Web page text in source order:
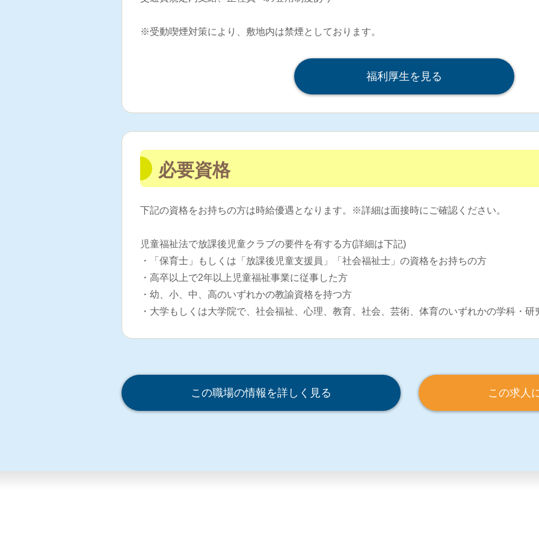
※受動喫煙対策により、敷地内は禁煙としております。
福利厚生を見る
必要資格
下記の資格をお持ちの方は時給優遇となります。※詳細は面接時にご確認ください。
児童福祉法で放課後児童クラブの要件を有する方(詳細は下記)
・「保育士」もしくは「放課後児童支援員」「社会福祉士」の資格をお持ちの方
・高卒以上で2年以上児童福祉事業に従事した方
・幼、小、中、高のいずれかの教諭資格を持つ方
・大学もしくは大学院で、社会福祉、心理、教育、社会、芸術、体育のいずれかの学科・研
この職場の情報を詳しく見る この求人